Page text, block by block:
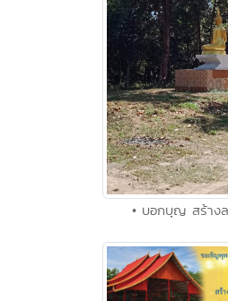
• บอกบุญ สร้าง